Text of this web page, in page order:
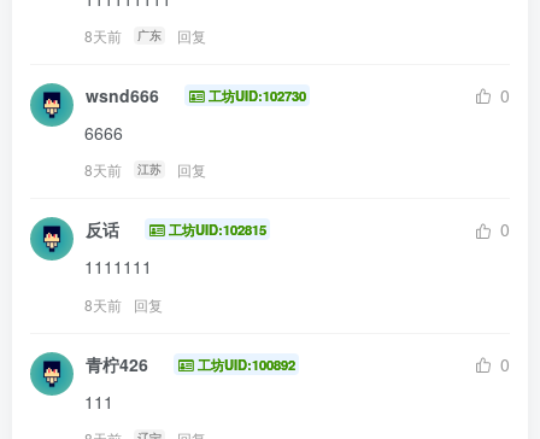
8天前 广东 回复
wsnd666 工坊UID:102730
0
6666
8天前 江苏 回复
反话 工坊UID:102815
0
1111111
8天前 回复
青柠426 工坊UID:100892
0
111